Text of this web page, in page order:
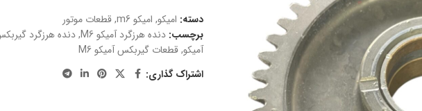
دسته: امیکو, امیکو m6 ,قطعات موتور
برچسب: دنده هرزگرد آمیکو M6 ,دنده هرزگرد
آمیکو,قطعات گیربکس آمیکو M6
اشتراک گذاری: